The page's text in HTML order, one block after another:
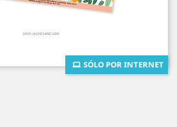
SÓLO POR INTERNET